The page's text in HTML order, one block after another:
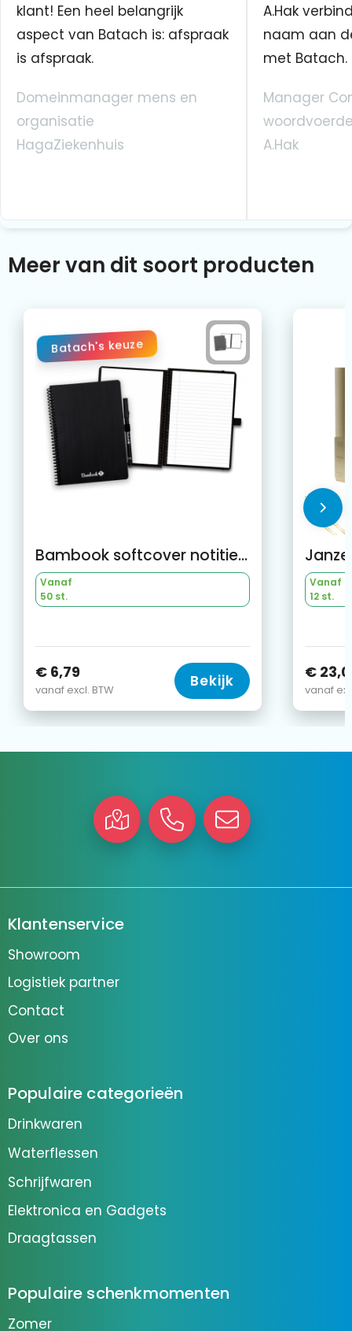
klant! Een heel belangrijk
aspect van Batach is: afspraak
is afspraak.
Domeinmanager mens en
organisatie
HagaZiekenhuis
A.Hak
naam aan
met Batach.
Manager
A.Hak
Meer van dit soort producten
Batach's keuze
Bambook softcover notitieboek
Vanaf
50 st.
€ 6,79
vanaf excl. BTW Bekijk
Vanaf
12 st.
€
vanaf
Klantenservice
Showroom
Logistiek partner
Contact
Over ons
Populaire categorieën
Drinkwaren
Waterflessen
Schrijfwaren
Elektronica en Gadgets
Draagtassen
Populaire schenkmomenten
Zomer